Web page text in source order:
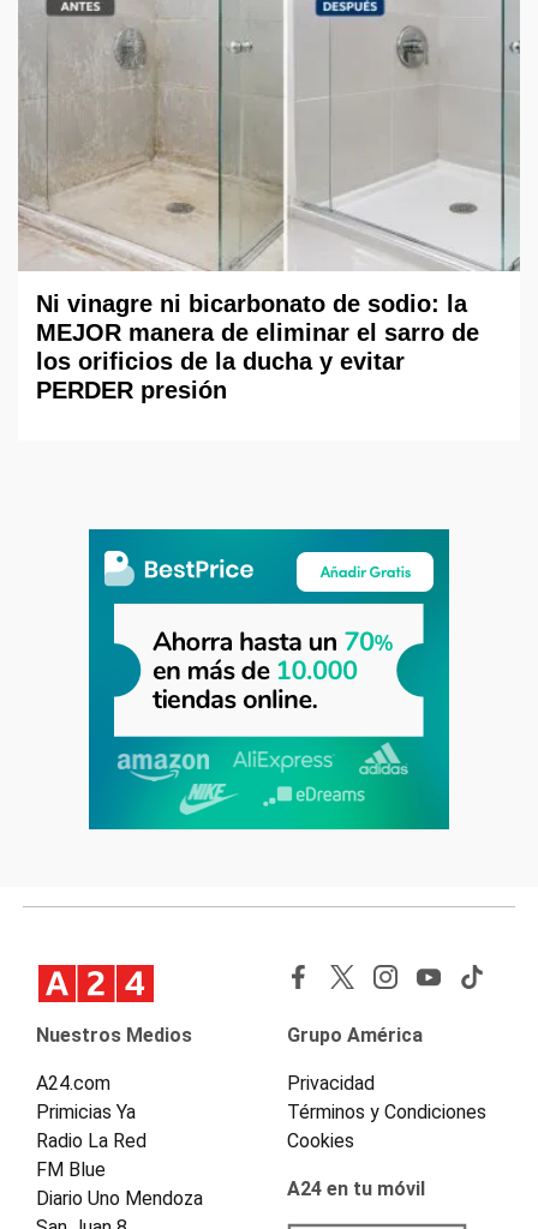
Ni vinagre ni bicarbonato de sodio: la
MEJOR manera de eliminar el sarro de
los orificios de la ducha y evitar
PERDER presión
Nuestros Medios
A24.com
Primicias Ya
Radio La Red
FM Blue
Diario Uno Mendoza
Grupo América
Privacidad
Términos y Condiciones
Cookies
A24 en tu móvil